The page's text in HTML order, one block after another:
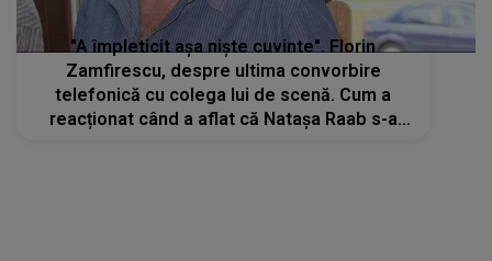
"A împleticit așa niște cuvinte". Florin
Zamfirescu, despre ultima convorbire
telefonică cu colega lui de scenă. Cum a
reacționat când a aflat că Natașa Raab s-a